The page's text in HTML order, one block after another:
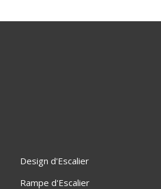
Design d'Escalier
Rampe d'Escalier